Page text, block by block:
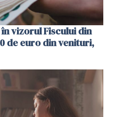
vizorul Fiscului din
de euro din venituri,